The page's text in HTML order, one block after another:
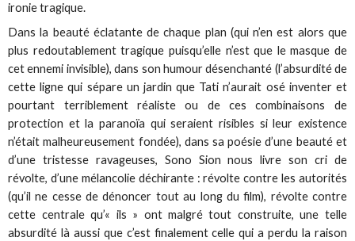
ironie tragique.
Dans la beauté éclatante de chaque plan (qui n’en est alors que
plus redoutablement tragique puisqu’elle n’est que le masque de
cet ennemi invisible), dans son humour désenchanté (l’absurdité de
cette ligne qui sépare un jardin que Tati n’aurait osé inventer et
pourtant terriblement réaliste ou de ces combinaisons de
protection et la paranoïa qui seraient risibles si leur existence
n’était malheureusement fondée), dans sa poésie d’une beauté et
d’une tristesse ravageuses, Sono Sion nous livre son cri de
révolte, d’une mélancolie déchirante : révolte contre les autorités
(qu’il ne cesse de dénoncer tout au long du film), révolte contre
cette centrale qu’« ils » ont malgré tout construite, une telle
absurdité là aussi que c’est finalement celle qui a perdu la raison